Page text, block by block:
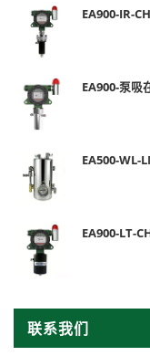
EA900-IR-
EA900-泵吸
EA500-WL-
EA900-LT-
联系我们